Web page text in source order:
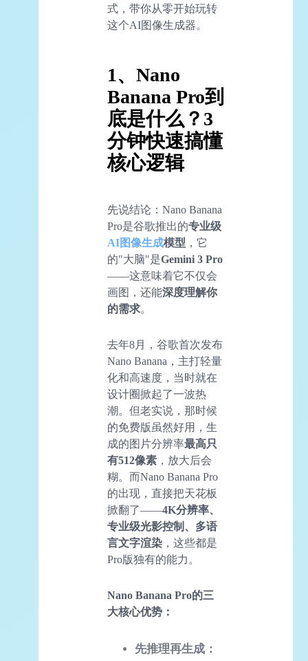
式，带你从零开始玩转
这个AI图像生成器。
1、Nano
Banana Pro到
底是什么？3
分钟快速搞懂
核心逻辑
先说结论：Nano Banana
Pro是谷歌推出的专业级
AI图像生成模型 ，它
的"大脑"是Gemini 3 Pro
——这意味着它不仅会
画图，还能深度理解你
的需求。
去年8月，谷歌首次发布
Nano Banana，主打轻量
化和高速度，当时就在
设计圈掀起了一波热
潮。但老实说，那时候
的免费版虽然好用，生
成的图片分辨率最高只
有512像素 ，放大后会
糊。而Nano Banana Pro
的出现，直接把天花板
掀翻了——4K分辨率、
专业级光影控制、多语
言文字渲染 ，这些都是
Pro版独有的能力。
Nano Banana Pro的三
大核心优势：
先推理再生成：